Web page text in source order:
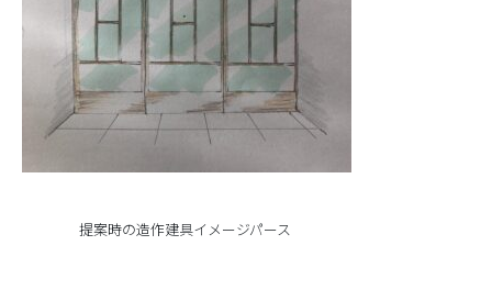
提案時の造作建具イメージパース